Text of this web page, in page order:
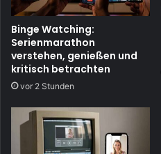
Binge Watching:
Serienmarathon
verstehen, genießen und
kritisch betrachten
vor 2 Stunden